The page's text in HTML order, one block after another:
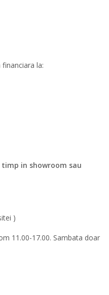
la:
timp in showroom sau
)
11.00-17.00. Sambata doar